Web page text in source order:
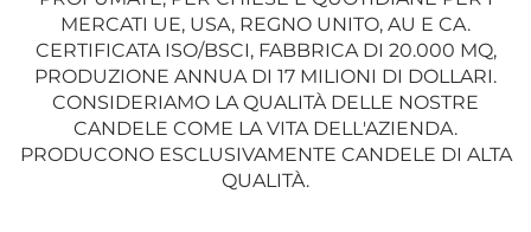
MERCATI UE, USA, REGNO UNITO, AU E CA.
CERTIFICATA ISO/BSCI, FABBRICA DI 20.000 MQ,
PRODUZIONE ANNUA DI 17 MILIONI DI DOLLARI.
CONSIDERIAMO LA QUALITÀ DELLE NOSTRE
CANDELE COME LA VITA DELL'AZIENDA.
PRODUCONO ESCLUSIVAMENTE CANDELE DI ALTA
QUALITÀ.